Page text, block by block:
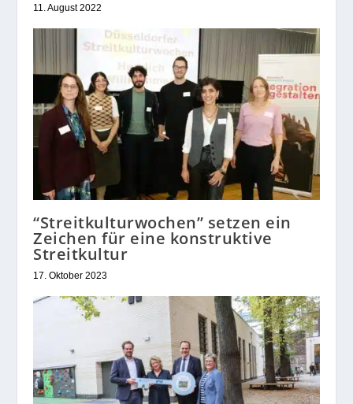
11. August 2022
“Streitkulturwochen” setzen ein
Zeichen für eine konstruktive
Streitkultur
17. Oktober 2023